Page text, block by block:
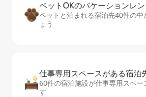
ペットOKのバ⁠ケ⁠ー⁠シ⁠ョ⁠ンレ⁠
ペットと泊まれる宿泊先40件の中
ょう
仕事専用ス⁠ペ⁠ー⁠スがあ⁠る宿⁠泊⁠
60件の宿泊施設が仕事専用スペー
す